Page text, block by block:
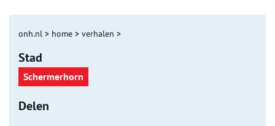
onh.nl > home > verhalen >
Stad
Schermerhorn
Delen